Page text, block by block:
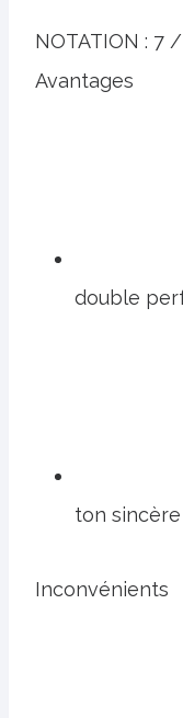
NOTATION : 7 /
Avantages
double
ton
Inconvénients